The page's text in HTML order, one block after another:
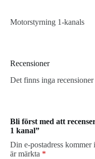
Motorstyrning 1-kanals
Recensioner
Det finns inga recensioner
Bli först med att
1 kanal”
Din e-postadress kommer
är märkta *